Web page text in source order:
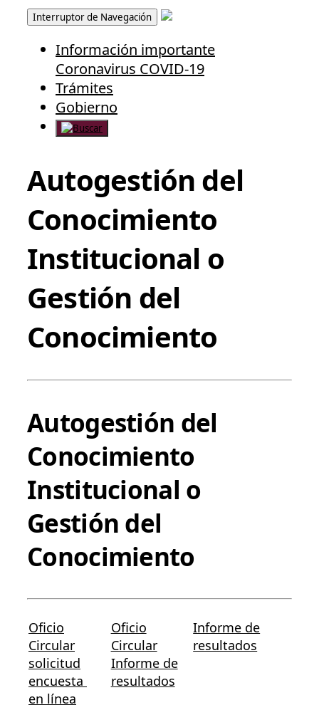
Interruptor de Navegación
Información importante
Coronavirus COVID-19
Trámites
Gobierno
Autogestión del
Conocimiento
Institucional o
Gestión del
Conocimiento
Autogestión del
Conocimiento
Institucional o
Gestión del
Conocimiento
Oficio
Circular
solicitud
encuesta
en línea
Oficio
Circular
Informe de
resultados
Informe de
resultados